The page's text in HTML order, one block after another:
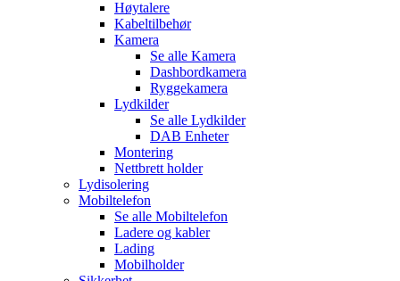
Høytalere
Kabeltilbehør
Kamera
Se alle Kamera
Dashbordkamera
Ryggekamera
Lydkilder
Se alle Lydkilder
DAB Enheter
Montering
Nettbrett holder
Lydisolering
Mobiltelefon
Se alle Mobiltelefon
Ladere og kabler
Lading
Mobilholder